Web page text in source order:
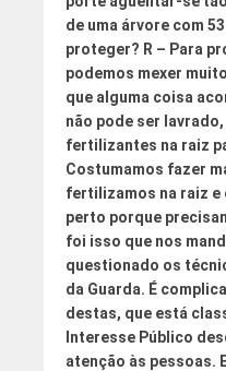
de uma árvore com
proteger? R – Para
podemos mexer
que alguma coisa
não pode ser
fertilizantes na raiz
Costumamos fazer
fertilizamos na raiz e
perto porque
foi isso que nos
questionado os
da Guarda. É
destas, que está
Interesse Público
atenção às pessoas.